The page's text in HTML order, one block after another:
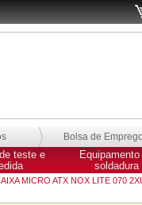
Bolsa de
teste e
Equipamento
soldadura
MICRO ATX NOX LITE 070